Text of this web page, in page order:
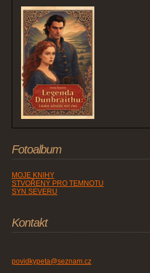
Fotoalbum
MOJE KNIHY
STVOŘENÝ PRO TEMNOTU
SYN SEVERU
Kontakt
povidkypeta@seznam.cz